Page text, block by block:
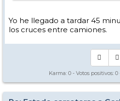
Yo he llegado a tardar 45
los cruces entre camiones.
Karma: 0 - Votos positivos: 0